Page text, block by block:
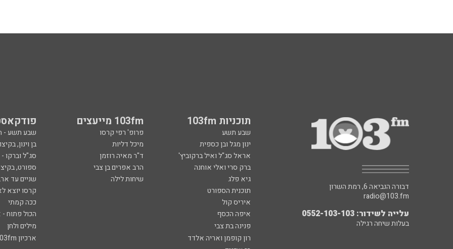
תוכניות 103fm 103fm מייעצים
שבע תשע פרופ' רפי קרסו
שבע תשע -
ינון מגל ובן כספית
מיכל דליות
בן וינון,
אראל סג"ל ואיל ברקוביץ'
ד"ר מאיה רוזמן
סג"ל וברקו
ברק סרי ואלי אוחנה
הרב אפרים בן צבי
ספורט,
גיא פלג
שיחות לילה
שניים עד
תוכנית הספורט
קרסו יוצא
איריס קול
ככה קמתי
איפה הכסף
הכול פתוח -
פנינה בת צבי
מילים ולחן
רון קופמן ואריה אלדד
ארכיון 103fm
דבורה הנביאה 6, רמת השרון
radio@103.fm
עלייה לשידור: 0552-103-103
בעלות שיחה רגילה